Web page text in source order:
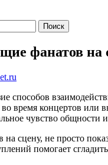
фанатов на
способов
время концертов или
чувство общности
сцену, не просто
помогает